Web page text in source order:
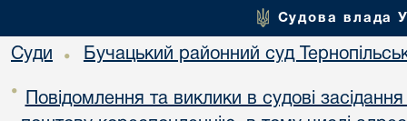
Судова влада
Суди • Бучацький районний суд
•
Повідомлення та виклики в судові